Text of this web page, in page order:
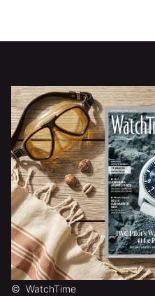
© WatchTime